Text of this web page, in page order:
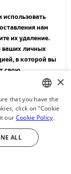
нам
их удаление.
ваших личных
в которой вы
свою
информации
ваших личных
(плата
случая);
информации
ENGLISH
JAPANESE
×
that you have the
click on "Cookie
our Cookie Policy.
ALL